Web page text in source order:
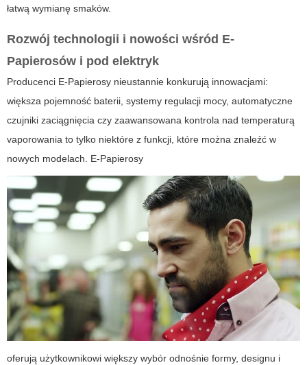
łatwą wymianę smaków.
Rozwój technologii i nowości wśród E-
Papierosów i pod elektryk
Producenci E-Papierosy nieustannie konkurują innowacjami:
większa pojemność baterii, systemy regulacji mocy, automatyczne
czujniki zaciągnięcia czy zaawansowana kontrola nad temperaturą
vaporowania to tylko niektóre z funkcji, które można znaleźć w
nowych modelach. E-Papierosy
oferują użytkownikowi większy wybór odnośnie formy, designu i